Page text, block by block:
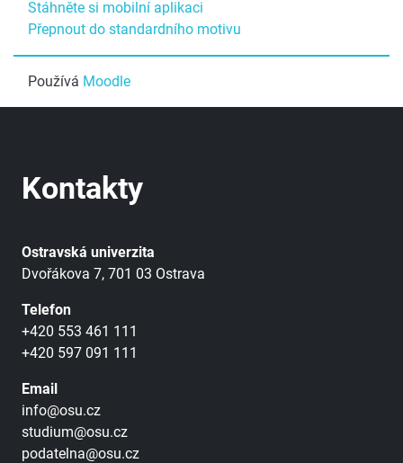
Stáhněte si mobilní aplikaci
Přepnout do standardního motivu
Používá Moodle
Kontakty
Ostravská univerzita
Dvořákova 7, 701 03 Ostrava
Telefon
+420 553 461 111
+420 597 091 111
Email
info@osu.cz
studium@osu.cz
podatelna@osu.cz